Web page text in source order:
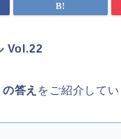
Vol.22
答え をご紹介してい